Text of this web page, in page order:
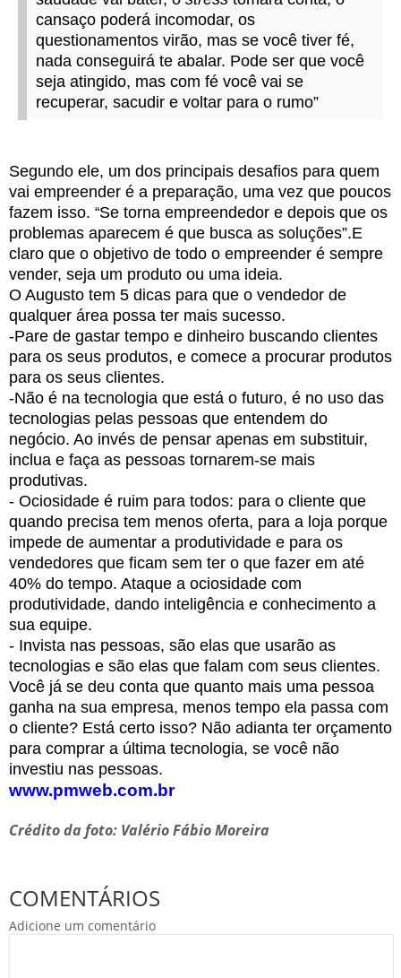
cansaço poderá incomodar, os
questionamentos virão, mas se você tiver fé,
nada conseguirá te abalar. Pode ser que você
seja atingido, mas com fé você vai se
recuperar, sacudir e voltar para o rumo”
Segundo ele, um dos principais desafios para quem
vai empreender é a preparação, uma vez que poucos
fazem isso. “Se torna empreendedor e depois que os
problemas aparecem é que busca as soluções”.E
claro que o objetivo de todo o empreender é sempre
vender, seja um produto ou uma ideia.
O Augusto tem 5 dicas para que o vendedor de
qualquer área possa ter mais sucesso.
-Pare de gastar tempo e dinheiro buscando clientes
para os seus produtos, e comece a procurar produtos
para os seus clientes.
-Não é na tecnologia que está o futuro, é no uso das
tecnologias pelas pessoas que entendem do
negócio. Ao invés de pensar apenas em substituir,
inclua e faça as pessoas tornarem-se mais
produtivas.
- Ociosidade é ruim para todos: para o cliente que
quando precisa tem menos oferta, para a loja porque
impede de aumentar a produtividade e para os
vendedores que ficam sem ter o que fazer em até
40% do tempo. Ataque a ociosidade com
produtividade, dando inteligência e conhecimento a
sua equipe.
- Invista nas pessoas, são elas que usarão as
tecnologias e são elas que falam com seus clientes.
Você já se deu conta que quanto mais uma pessoa
ganha na sua empresa, menos tempo ela passa com
o cliente? Está certo isso? Não adianta ter orçamento
para comprar a última tecnologia, se você não
investiu nas pessoas.
www.pmweb.com.br
Crédito da foto: Valério Fábio Moreira
COMENTÁRIOS
Adicione um comentário